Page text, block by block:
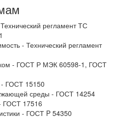
регламент ТС
- Технический регламент
- ГОСТ Р МЭК 60598-1, ГОСТ
ГОСТ 15150
среды - ГОСТ 14254
ГОСТ 17516
- ГОСТ P 54350